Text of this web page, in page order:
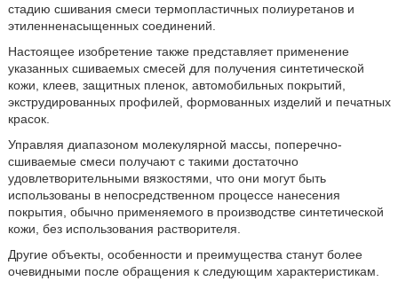
стадию сшивания смеси термопластичных полиуретанов и
этиленненасыщенных соединений.
Настоящее изобретение также представляет применение
указанных сшиваемых смесей для получения синтетической
кожи, клеев, защитных пленок, автомобильных покрытий,
экструдированных профилей, формованных изделий и печатных
красок.
Управляя диапазоном молекулярной массы, поперечно-
сшиваемые смеси получают с такими достаточно
удовлетворительными вязкостями, что они могут быть
использованы в непосредственном процессе нанесения
покрытия, обычно применяемого в производстве синтетической
кожи, без использования растворителя.
Другие объекты, особенности и преимущества станут более
очевидными после обращения к следующим характеристикам.